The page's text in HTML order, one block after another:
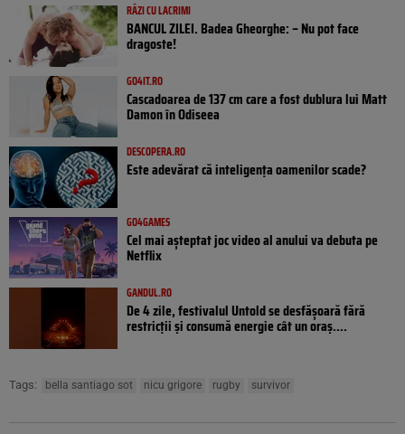
RÂZI CU LACRIMI
BANCUL ZILEI. Badea Gheorghe: – Nu pot face
dragoste!
GO4IT.RO
Cascadoarea de 137 cm care a fost dublura lui Matt
Damon în Odiseea
DESCOPERA.RO
Este adevărat că inteligența oamenilor scade?
GO4GAMES
Cel mai așteptat joc video al anului va debuta pe
Netflix
GANDUL.RO
De 4 zile, festivalul Untold se desfășoară fără
restricții și consumă energie cât un oraș....
Tags: bella santiago sot nicu grigore rugby survivor